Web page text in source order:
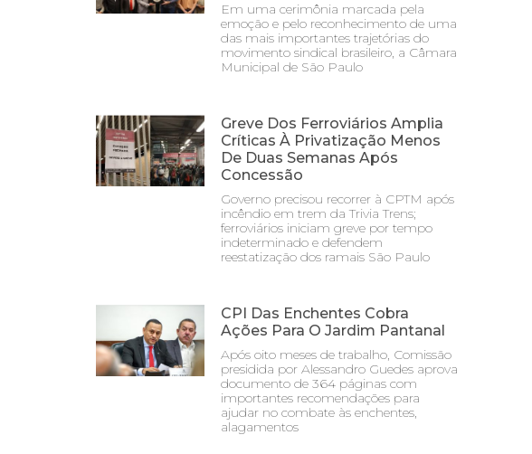
Em uma cerimônia marcada pela
emoção e pelo reconhecimento de uma
das mais importantes trajetórias do
movimento sindical brasileiro, a Câmara
Municipal de São Paulo
Greve Dos Ferroviários Amplia
Críticas À Privatização Menos
De Duas Semanas Após
Concessão
Governo precisou recorrer à CPTM após
incêndio em trem da Trivia Trens;
ferroviários iniciam greve por tempo
indeterminado e defendem
reestatização dos ramais São Paulo
CPI Das Enchentes Cobra
Ações Para O Jardim Pantanal
Após oito meses de trabalho, Comissão
presidida por Alessandro Guedes aprova
documento de 364 páginas com
importantes recomendações para
ajudar no combate às enchentes,
alagamentos